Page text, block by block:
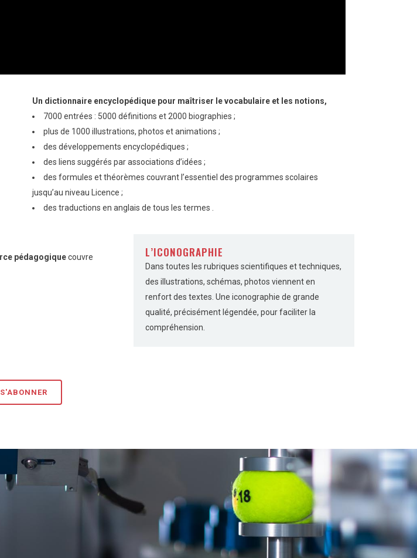
Un dictionnaire encyclopédique pour maîtriser le vocabulaire et les notions,
7000 entrées : 5000 définitions et 2000 biographies ;
plus de 1000 illustrations, photos et animations ;
des développements encyclopédiques ;
des liens suggérés par associations d’idées ;
des formules et théorèmes couvrant l’essentiel des programmes scolaires
jusqu’au niveau Licence ;
des traductions en anglais de tous les termes .
pédagogiquecouvre
L’ICONOGRAPHIE
Dans toutes les rubriques scientifiques et techniques,
des illustrations, schémas, photos viennent en
renfort des textes. Une iconographie de grande
qualité, précisément légendée, pour faciliter la
compréhension.
S'ABONNER